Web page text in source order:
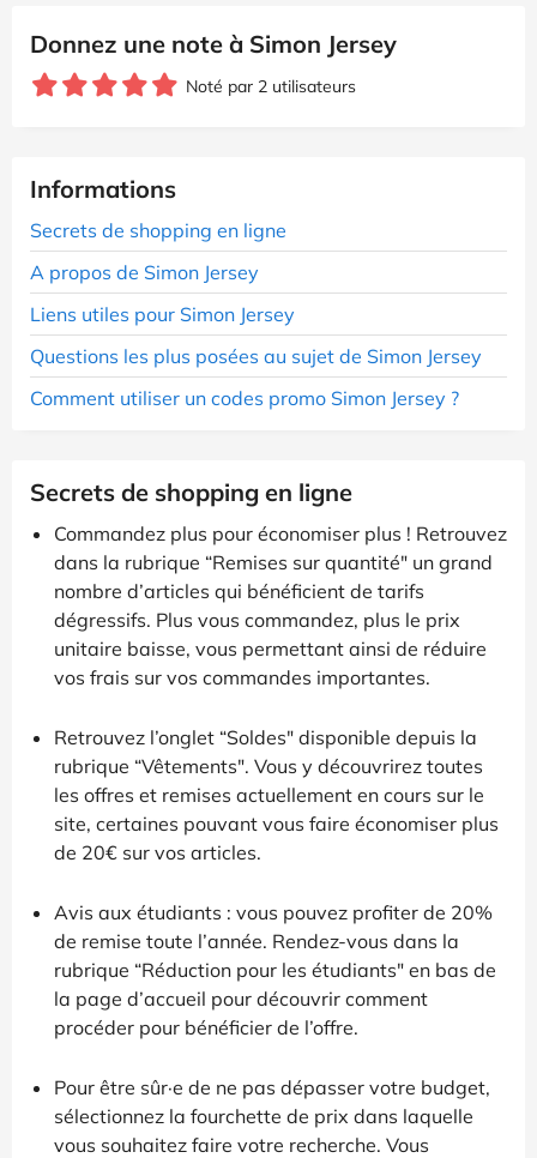
Donnez une note à Simon Jersey
Noté par 2 utilisateurs
Informations
Secrets de shopping en ligne
A propos de Simon Jersey
Liens utiles pour Simon Jersey
Questions les plus posées au sujet de Simon Jersey
Comment utiliser un codes promo Simon Jersey ?
Secrets de shopping en ligne
Commandez plus pour économiser plus ! Retrouvez
dans la rubrique “Remises sur quantité" un grand
nombre d’articles qui bénéficient de tarifs
dégressifs. Plus vous commandez, plus le prix
unitaire baisse, vous permettant ainsi de réduire
vos frais sur vos commandes importantes.
Retrouvez l’onglet “Soldes" disponible depuis la
rubrique “Vêtements". Vous y découvrirez toutes
les offres et remises actuellement en cours sur le
site, certaines pouvant vous faire économiser plus
de 20€ sur vos articles.
Avis aux étudiants : vous pouvez profiter de 20%
de remise toute l’année. Rendez-vous dans la
rubrique “Réduction pour les étudiants" en bas de
la page d’accueil pour découvrir comment
procéder pour bénéficier de l’offre.
Pour être sûr·e de ne pas dépasser votre budget,
sélectionnez la fourchette de prix dans laquelle
vous souhaitez faire votre recherche. Vous